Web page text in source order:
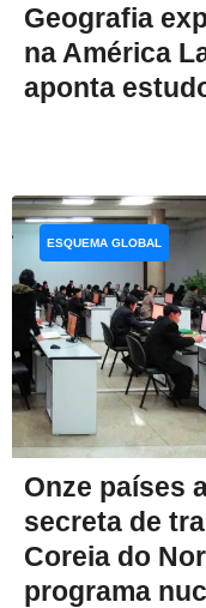
Geografia
na América
aponta
Onze países
secreta de
Coreia do
programa
ESQUEMA GLOBAL